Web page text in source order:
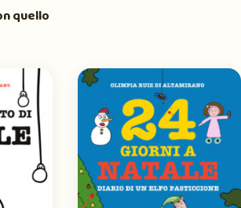
quello